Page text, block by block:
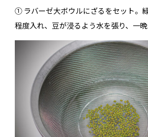
① ラバーゼ大ボウルにざるをセット。
程度入れ、豆が浸るよう水を張り、一晩